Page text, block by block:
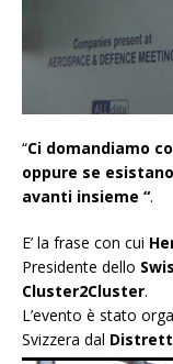
“Ci domandiamo
oppure se
avanti insieme “.
E’ la frase con cui
Presidente dello
Cluster2Cluster.
L’evento è stato
Svizzera dal